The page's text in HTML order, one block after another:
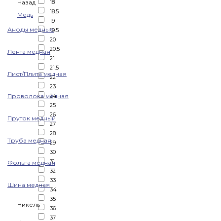
Назад
Медь
Аноды медные
Лента медная
Лист/Плита медная
Проволока медная
Пруток медный
Труба медная
Фольга медная
Шина медная
Никель
18
18.5
19
19.5
20
20.5
21
21.5
22
23
24
25
26
27
28
29
30
31
32
33
34
35
36
37